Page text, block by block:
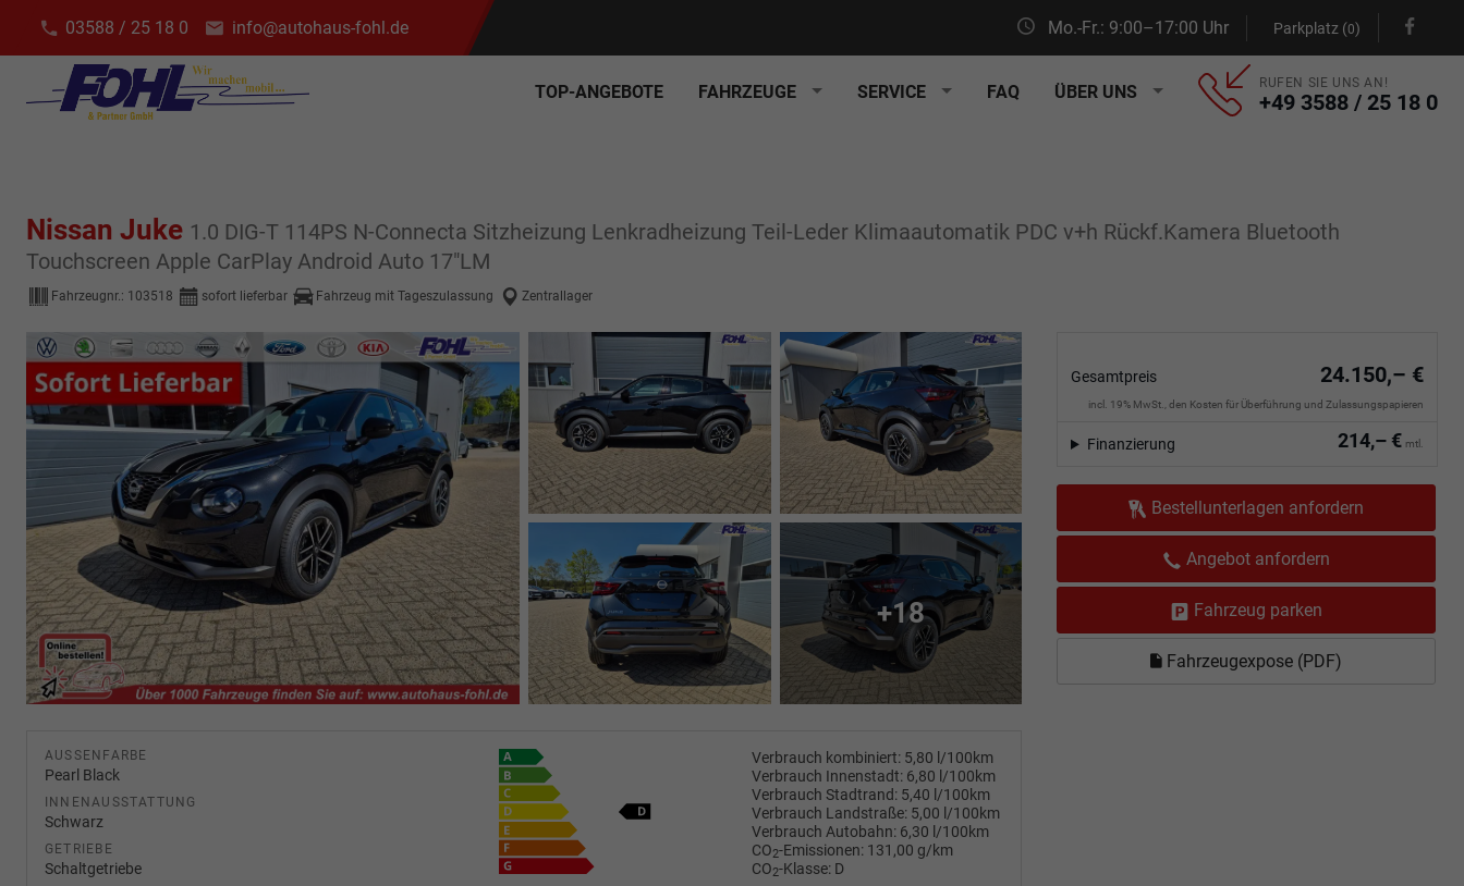
03588 / 25 18 0 info@autohaus-fohl.de Mo.-Fr.: 9:00–17:00 Uhr Parkplatz (0)
TOP-ANGEBOTE FAHRZEUGE SERVICE FAQ ÜBER UNS RUFEN SIE UNS AN!
+49 3588 / 25 18 0
Nissan Juke 1.0 DIG-T 114PS N-Connecta Sitzheizung Lenkradheizung Teil-Leder Klimaautomatik PDC v+h Rückf.Kamera Bluetooth
Touchscreen Apple CarPlay Android Auto 17"LM
Fahrzeugnr.: 103518 sofort lieferbar Fahrzeug mit Tageszulassung Zentrallager
Gesamtpreis 24.150,– €
incl. 19% MwSt., den Kosten für Überführung und Zulassungspapieren
214,– € mtl.
Finanzierung
Bestellunterlagen anfordern
Angebot anfordern
Fahrzeug parken
Fahrzeugexpose (PDF)
+18
AUSSENFARBE
Pearl Black
INNENAUSSTATTUNG
Schwarz
GETRIEBE
Schaltgetriebe
Verbrauch kombiniert: 5,80 l/100km
Verbrauch Innenstadt: 6,80 l/100km
Verbrauch Stadtrand: 5,40 l/100km
Verbrauch Landstraße: 5,00 l/100km
Verbrauch Autobahn: 6,30 l/100km
CO2-Emissionen: 131,00 g/km
CO2-Klasse: D